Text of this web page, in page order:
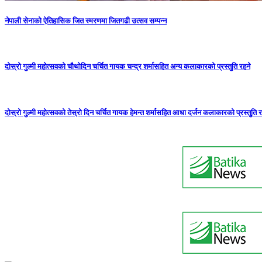
नेपाली सेनाको ऐतिहासिक जित स्मरणमा जितगढी उत्सव सम्पन्न
दोस्रो गुल्मी महोत्सवको चौथोदिन चर्चित गायक चन्द्र शर्मासहित अन्य कलाकारको प्रस्तुति रहने
दोस्रो गुल्मी महोत्सवको तेस्रो दिन चर्चित गायक हेमन्त शर्मासहित आधा दर्जन कलाकारको प्रस्तुति